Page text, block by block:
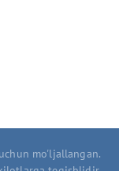
mo'ljallangan.